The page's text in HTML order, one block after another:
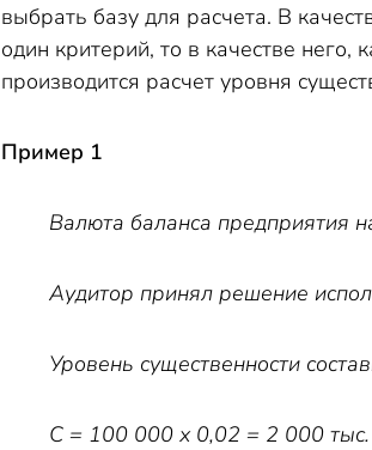
выбрать базу для расчета. В
один критерий, то в качестве него,
производится расчет уровня
Пример 1
Валюта баланса предприятия
Аудитор принял решение
Уровень существенности
С = 100 000 х 0,02 = 2 000 тыс.